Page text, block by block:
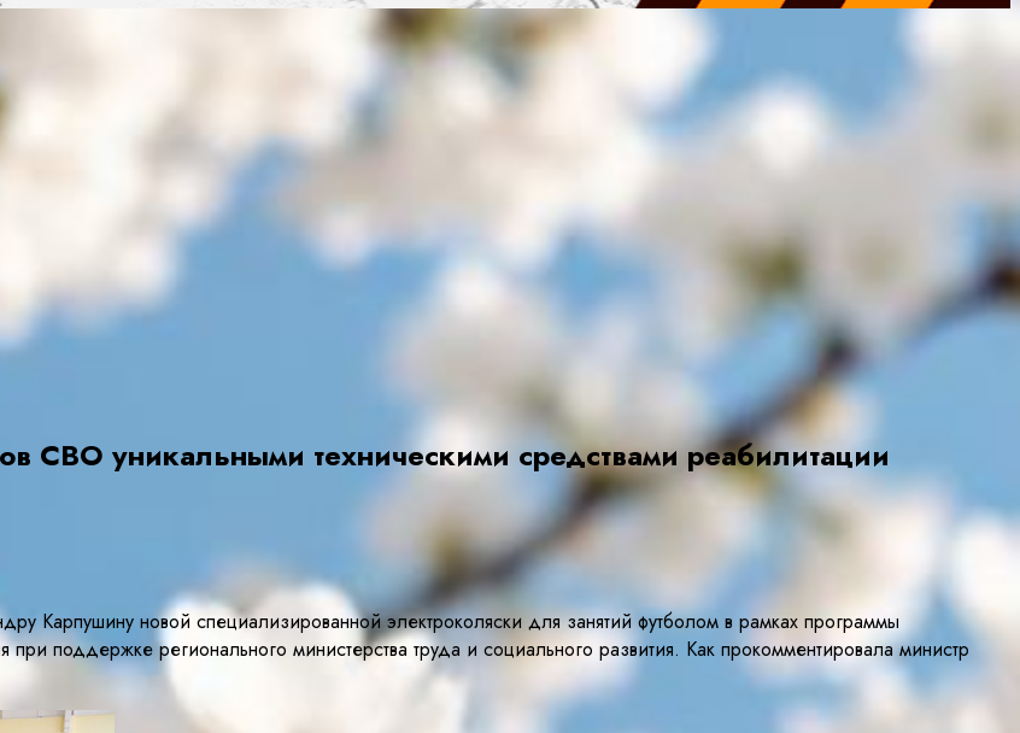
СВО уникальными техническими средствами реабилитации
Карпушину новой специализированной электроколяски для занятий футболом в рамках программы
поддержке регионального министерства труда и социального развития. Как прокомментировала министр